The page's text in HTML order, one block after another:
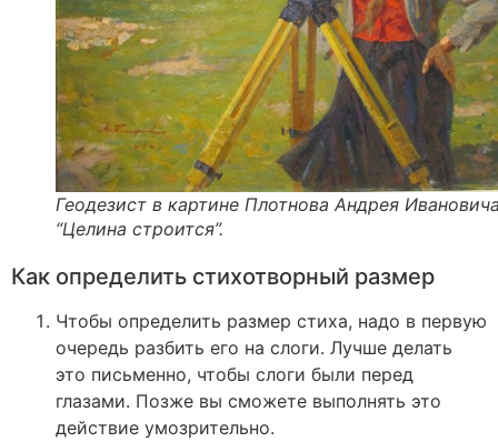
Геодезист в картине Плотнова Андрея
“Целина строится”.
Как определить стихотворный размер
Чтобы определить размер стиха, надо в первую
очередь разбить его на слоги. Лучше делать
это письменно, чтобы слоги были перед
глазами. Позже вы сможете выполнять это
действие умозрительно.